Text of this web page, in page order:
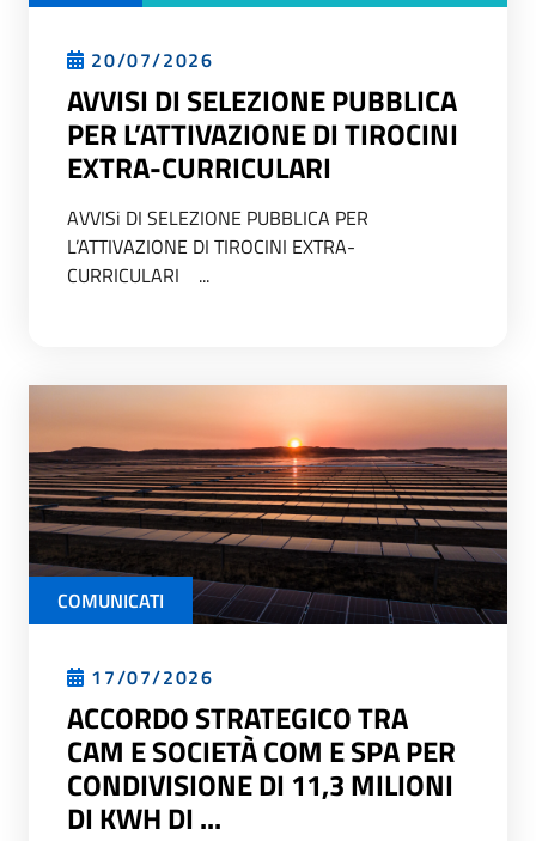
20/07/2026
AVVISI DI SELEZIONE PUBBLICA
PER L’ATTIVAZIONE DI TIROCINI
EXTRA-CURRICULARI
AVVISi DI SELEZIONE PUBBLICA PER
L’ATTIVAZIONE DI TIROCINI EXTRA-
CURRICULARI ...
COMUNICATI
17/07/2026
ACCORDO STRATEGICO TRA
CAM E SOCIETÀ COM E SPA PER
CONDIVISIONE DI 11,3 MILIONI
DI KWH DI ...